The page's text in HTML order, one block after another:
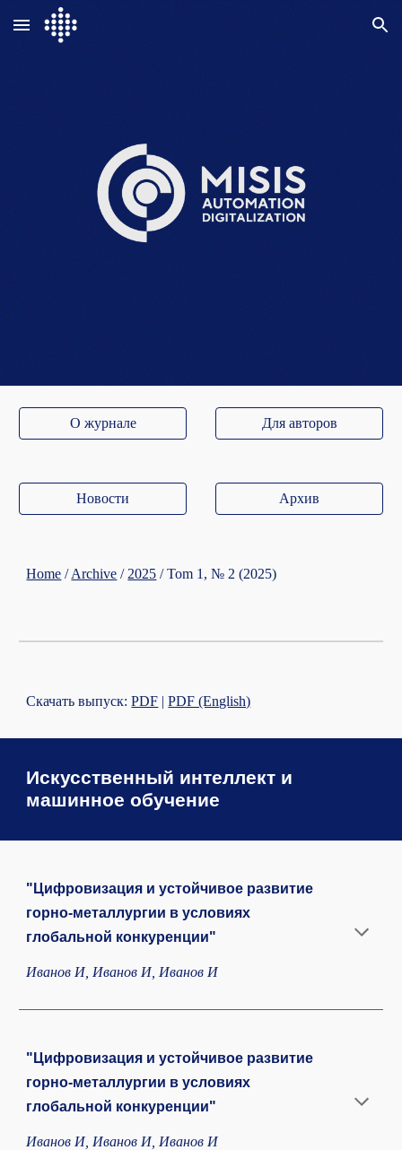
Skip to main content Skip to navigation
О журнале Для авторов
Новости Архив
Home /Archive / 2025 / Tom 1, № 2 (2025)
Скачать выпуск:PDF |PDF (English)
Искусственный интеллект и
машинное обучение
"Цифровизация и устойчивое развитие
горно-металлургии в условиях
глобальной конкуренции"
Иванов И, Иванов И, Иванов И
"Цифровизация и устойчивое развитие
горно-металлургии в условиях
глобальной конкуренции"
Иванов И, Иванов И, Иванов И